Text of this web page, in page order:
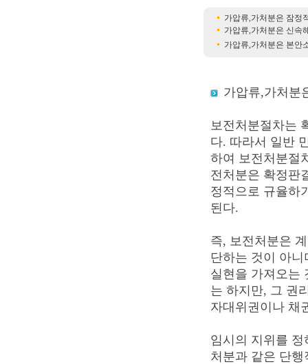
가압류,가처분은 잠정
가압류,가처분은 신속
가압류,가처분은 본안
가압류,가처분
보전처분절차는
다. 따라서 일반
하여 보전처분절
전처분은 확정판
정적으로 규율하
된다.
즉, 보전처분은
단하는 것이 아
실현을 가져오는
는 하지만, 그 권
자대위권이나 채
임시의 지위를
처분과 같은 단